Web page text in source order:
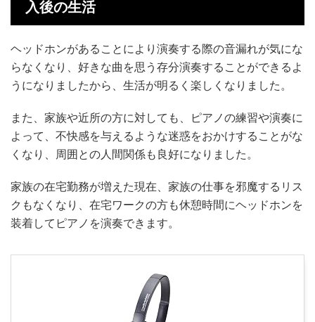
入後の生活
ヘッドホンがあることにより演奏する際の音漏れが気にな
らなくなり、好きな曲を思う存分演奏することができるよ
うになりましたから、生活が明るく楽しくなりました。
また、家族や近所の方に対しても、ピアノの練習や演奏に
よって、不快感を与えるような迷惑をおかけすることがな
くなり、周囲との人間関係も良好になりました。
家族の在宅勤務が増えた現在、家族の仕事を邪魔するリス
クもなくなり、在宅ワークの方も休憩時間にヘッドホンを
装着してピアノを演奏できます。